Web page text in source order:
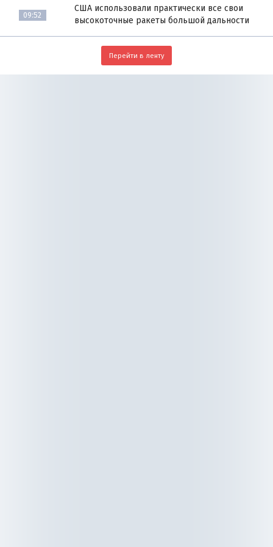
09:52
США использовали практически все свои
высокоточные ракеты большой дальности
Перейти в ленту